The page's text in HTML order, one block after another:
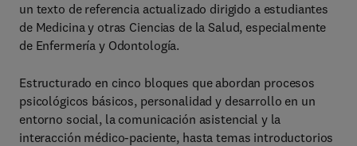
un texto de referencia actualizado dirigido a estudiantes
de Medicina y otras Ciencias de la Salud, especialmente
de Enfermería y Odontología.
Estructurado en cinco bloques que abordan procesos
psicológicos básicos, personalidad y desarrollo en un
entorno social, la comunicación asistencial y la
interacción médico-paciente, hasta temas introductorios